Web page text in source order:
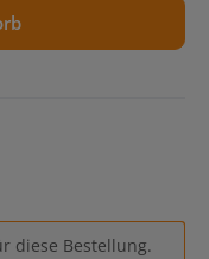
diese Bestellung.